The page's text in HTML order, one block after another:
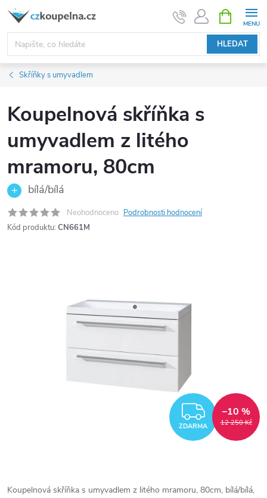
Přejít
obsah
HLEDAT
NÁKUPNÍ
KOŠÍK
Skříňky s umyvadlem
Koupelnová skříňka s
umyvadlem z litého
mramoru, 80cm
bílá/bílá
Neohodnoceno Podrobnosti hodnocení
Kód produktu: CN661M
ZDARMA 12 250 Kč
–10 %
Koupelnová skříňka s umyvadlem z litého mramoru, 80cm, bílá/bílá,